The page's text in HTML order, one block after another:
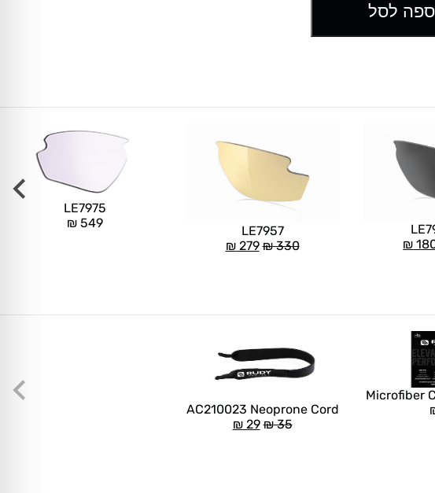
לסל
₪
LE7957
₪330
₪279
LE7975
₪549
Microfiber
AC210023 Neoprone Cord
₪35
₪29